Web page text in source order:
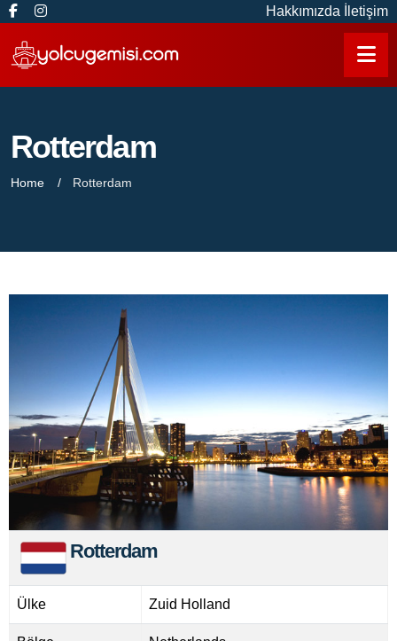
Hakkımızda İletişim
Rotterdam
Home Rotterdam
Rotterdam
Ülke Zuid Holland